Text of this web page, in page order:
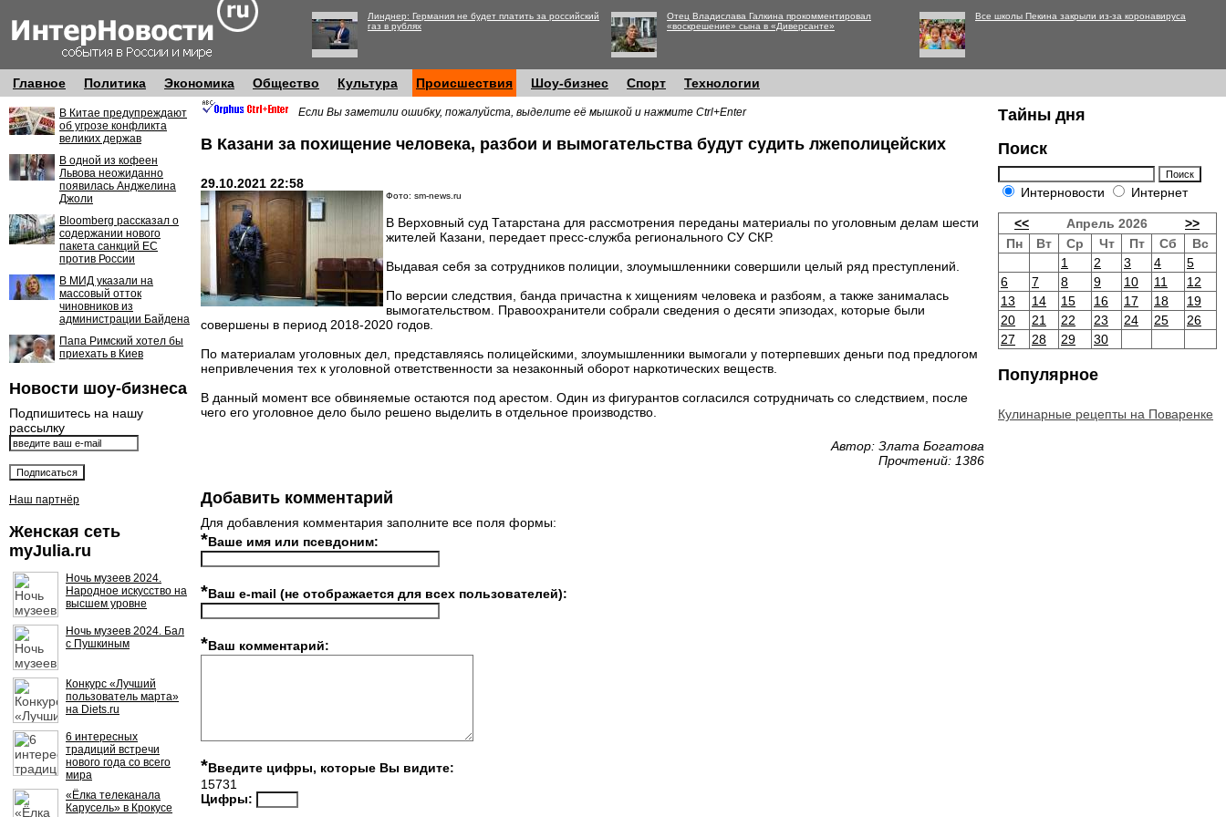
Линднер: Германия не будет платить за российский
газ в рублях
Отец Владислава Галкина прокомментировал
«воскрешение» сына в «Диверсанте»
Все школы Пекина закрыли из-за коронавируса
Главное Политика Экономика Общество Культура Происшествия Шоу-бизнес Спорт Технологии
В Китае предупреждают
об угрозе конфликта
великих держав
В одной из кофеен
Львова неожиданно
появилась Анджелина
Джоли
Bloomberg рассказал о
содержании нового
пакета санкций ЕС
против России
В МИД указали на
массовый отток
чиновников из
администрации Байдена
Папа Римский хотел бы
приехать в Киев
Новости шоу-бизнеса
Подпишитесь на нашу
рассылку
Наш партнёр
Женская сеть
myJulia.ru
Ночь музеев 2024.
Народное искусство на
высшем уровне
Ночь музеев 2024. Бал
с Пушкиным
Конкурс «Лучший
пользователь марта»
на Diets.ru
6 интересных
традиций встречи
нового года со всего
мира
«Ёлка телеканала
Карусель» в Крокусе
Если Вы заметили ошибку, пожалуйста, выделите её мышкой и нажмите Ctrl+Enter
В Казани за похищение человека, разбои и вымогательства будут судить лжеполицейских
29.10.2021 22:58
Фото: sm-news.ru
В Верховный суд Татарстана для рассмотрения переданы материалы по уголовным делам шести
жителей Казани, передает пресс-служба регионального СУ СКР.
Выдавая себя за сотрудников полиции, злоумышленники совершили целый ряд преступлений.
По версии следствия, банда причастна к хищениям человека и разбоям, а также занималась
вымогательством. Правоохранители собрали сведения о десяти эпизодах, которые были
совершены в период 2018-2020 годов.
По материалам уголовных дел, представляясь полицейскими, злоумышленники вымогали у потерпевших деньги под предлогом
непривлечения тех к уголовной ответственности за незаконный оборот наркотических веществ.
В данный момент все обвиняемые остаются под арестом. Один из фигурантов согласился сотрудничать со следствием, после
чего его уголовное дело было решено выделить в отдельное производство.
Автор: Злата Богатова
Прочтений: 1386
Добавить комментарий
Для добавления комментария заполните все поля формы:
*Ваше имя или псевдоним:
*Ваш e-mail (не отображается для всех пользователей):
*Ваш комментарий:
*Введите цифры, которые Вы видите:
15731
Цифры:
Тайны дня
Поиск
Интерновости Интернет
<< Апрель 2026
>>
Пн
Вт Ср Чт Пт Сб
Вс
1
2 3 4
5
6
7 8 9 10 11
12
13
14 15 16 17 18
19
20
21 22 23 24 25
26
27
28 29 30
Популярное
Кулинарные рецепты на Поваренке